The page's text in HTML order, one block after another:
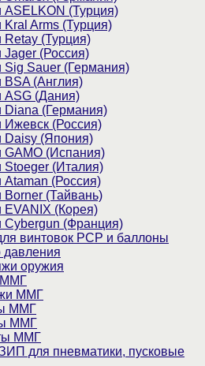
ASELKON (Турция)
Kral Arms (Турция)
Retay (Турция)
Jager (Россия)
Sig Sauer (Германия)
BSA (Англия)
ASG (Дания)
Diana (Германия)
Ижевск (Россия)
Daisy (Япония)
GAMO (Испания)
Stoeger (Италия)
Ataman (Россия)
Borner (Тайвань)
EVANIX (Корея)
Cybergun (Франция)
винтовок PCP и баллоны
давления
оружия
ММГ
ММГ
ММГ
ММГ
ММГ
для пневматики, пусковые